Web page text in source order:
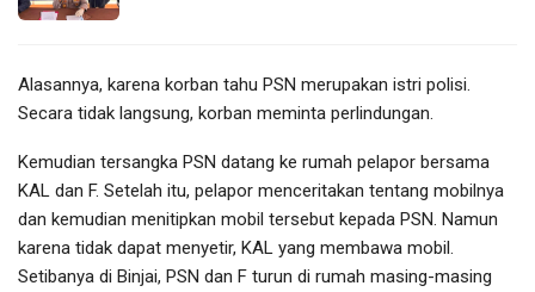
Alasannya, karena korban tahu PSN merupakan istri polisi.
Secara tidak langsung, korban meminta perlindungan.
Kemudian tersangka PSN datang ke rumah pelapor bersama
KAL dan F. Setelah itu, pelapor menceritakan tentang mobilnya
dan kemudian menitipkan mobil tersebut kepada PSN. Namun
karena tidak dapat menyetir, KAL yang membawa mobil.
Setibanya di Binjai, PSN dan F turun di rumah masing-masing